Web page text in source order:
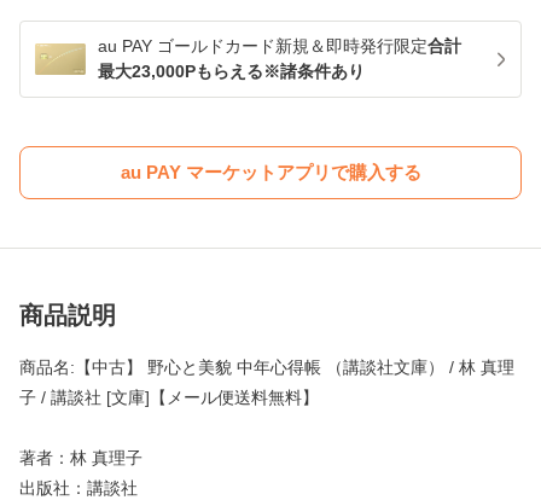
au PAY ゴールドカード新規＆即時発行限定合計
最大23,000Pもらえる※諸条件あり
au PAY マーケットアプリで購入する
商品説明
商品名:【中古】 野心と美貌 中年心得帳 （講談社文庫） / 林 真理
子 / 講談社 [文庫]【メール便送料無料】
著者：林 真理子
出版社：講談社